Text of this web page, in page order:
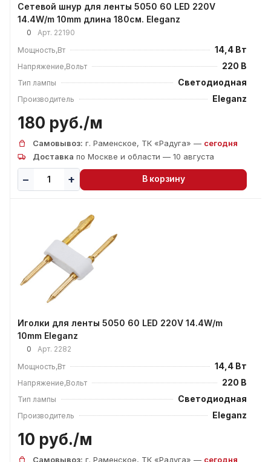
Сетевой шнур для ленты 5050 60 LED 220V
14.4W/m 10mm длина 180см. Eleganz
0 Арт. 22190
Мощность,Вт
14,4 Вт
Напряжение,Вольт 220 В
Тип лампы Светодиодная
Производитель Eleganz
180 руб./м
Самовывоз: г. Раменское, ТК «Радуга» — сегодня
Доставка по Москве и области — 10 августа
В корзину
Иголки для ленты 5050 60 LED 220V 14.4W/m
10mm Eleganz
0 Арт. 2282
Мощность,Вт
14,4 Вт
Напряжение,Вольт 220 В
Тип лампы Светодиодная
Производитель Eleganz
10 руб./м
Самовывоз: г. Раменское, ТК «Радуга» — сегодня